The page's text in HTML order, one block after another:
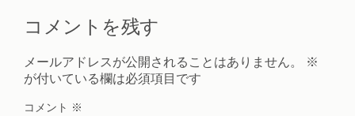
コメントを残す
メールアドレスが公開されることはありません。
※
が付いている欄は必須項目です
コメント ※